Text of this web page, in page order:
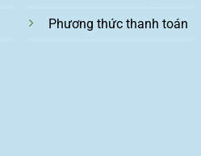
Phương thức thanh toán